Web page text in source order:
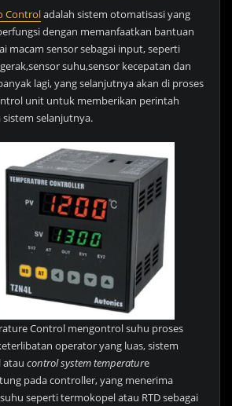
Controladalah sistem otomatisasi yang
dengan memanfaatkan bantuan
macam sensor sebagai input, seperti
suhu,sensor kecepatan dan
lagi, yang selanjutnya akan di proses
unit untuk memberikan perintah
sistem selanjutnya.
Control mengontrol suhu proses
operator yang luas, sistem
ataucontrol system temperature
pada controller, yang menerima
seperti termokopel atau RTD sebagai